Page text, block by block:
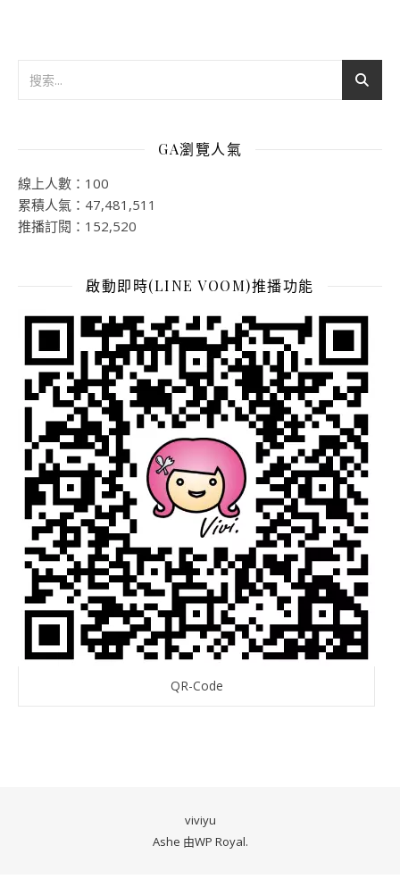
GA瀏覽人氣
線上人數：100
累積人氣：47,481,511
推播訂閱：152,520
啟動即時(LINE VOOM)推播功能
QR-Code
viviyu
Ashe 由WP Royal.